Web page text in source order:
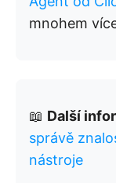
mnohem
📖 Další
správě
nástroje